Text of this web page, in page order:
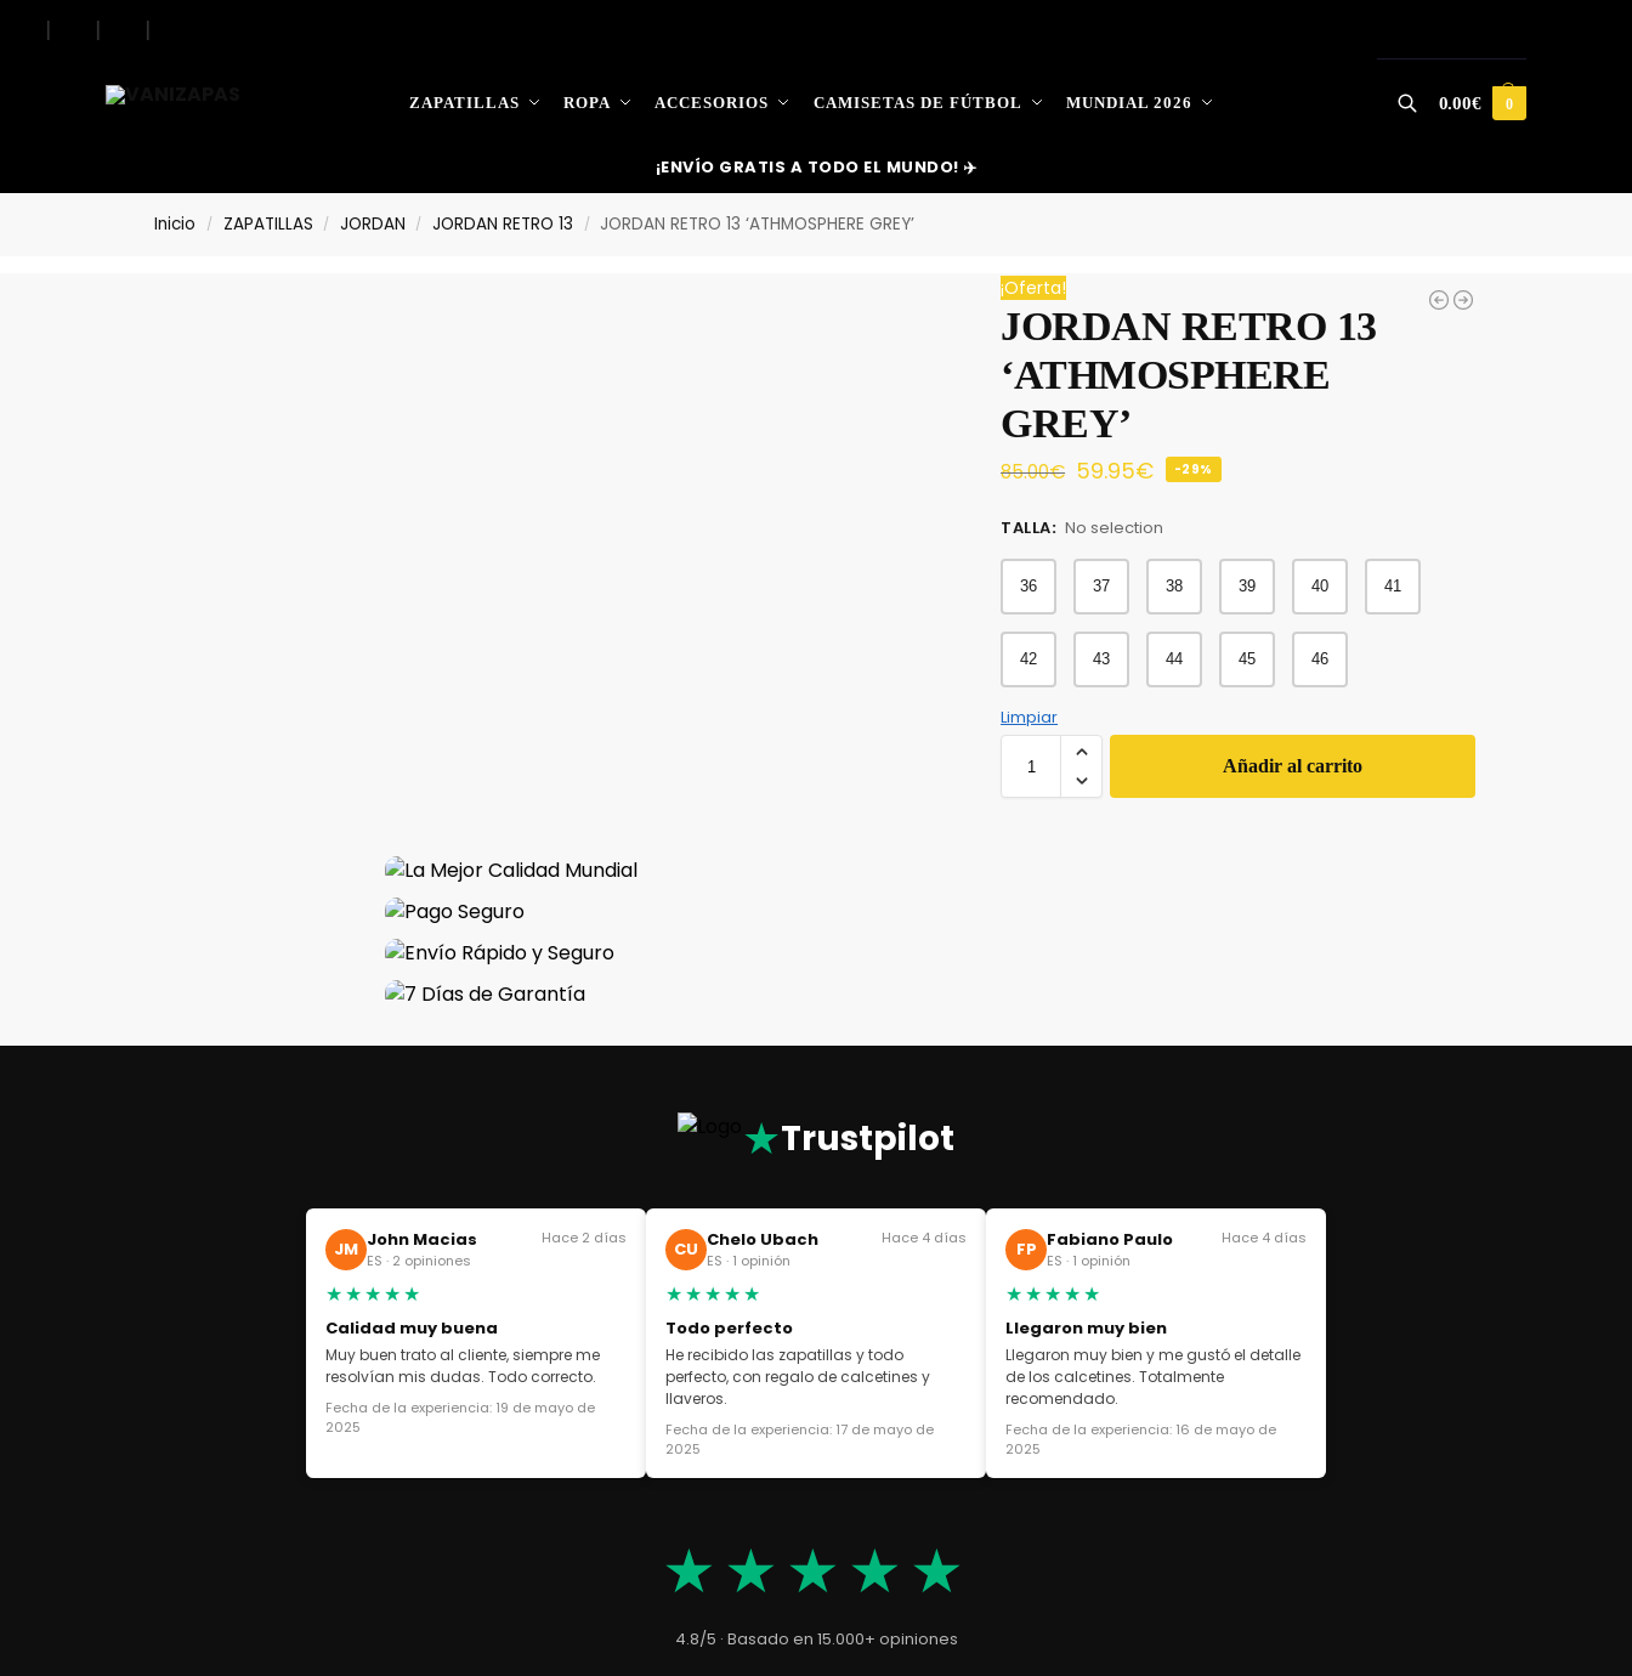
| | |
ZAPATILLAS ROPA ACCESORIOS CAMISETAS DE FÚTBOL MUNDIAL 2026
Search
0.00€ 0
¡ENVÍO GRATIS A TODO EL MUNDO! ✈️
Inicio / ZAPATILLAS / JORDAN / JORDAN RETRO 13 / JORDAN RETRO 13 ‘ATHMOSPHERE GREY’
¡Oferta!
JORDAN RETRO 13
‘ATHMOSPHERE
GREY’
85.00€ 59.95€ -29%
TALLA: No selection
36 37 38 39 40 41
42 43 44 45 46
Limpiar
Añadir al carrito
★Trustpilot
JM John Macias
ES · 2 opiniones
Hace 2 días
★★★★★
Calidad muy buena
Muy buen trato al cliente, siempre me
resolvían mis dudas. Todo correcto.
Fecha de la experiencia: 19 de mayo de
2025
CU Chelo Ubach
ES · 1 opinión
Hace 4 días
★★★★★
Todo perfecto
He recibido las zapatillas y todo
perfecto, con regalo de calcetines y
llaveros.
Fecha de la experiencia: 17 de mayo de
2025
FP Fabiano Paulo
ES · 1 opinión
Hace 4 días
★★★★★
Llegaron muy bien
Llegaron muy bien y me gustó el detalle
de los calcetines. Totalmente
recomendado.
Fecha de la experiencia: 16 de mayo de
2025
★★★★★
4.8/5 · Basado en 15.000+ opiniones